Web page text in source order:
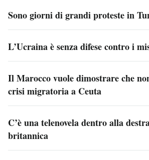
Sono giorni di grandi proteste in
L’Ucraina è senza difese contro i
Il Marocco vuole dimostrare che
crisi migratoria a Ceuta
C’è una telenovela dentro alla
britannica